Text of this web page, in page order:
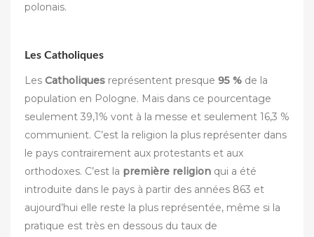
polonais.
Les Catholiques
Les Catholiques représentent presque 95 % de la
population en Pologne. Mais dans ce pourcentage
seulement 39,1% vont à la messe et seulement 16,3 %
communient. C’est la religion la plus représenter dans
le pays contrairement aux protestants et aux
orthodoxes. C’est la première religion qui a été
introduite dans le pays à partir des années 863 et
aujourd’hui elle reste la plus représentée, même si la
pratique est très en dessous du taux de